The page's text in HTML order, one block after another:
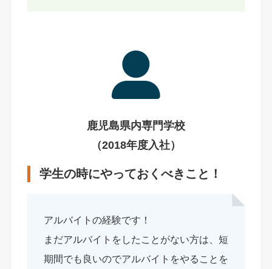
鹿児島県内専門学校
（2018年度入社）
学生の時にやっておくべきこと！
アルバイトの経験です！
まだアルバイトをしたことがない方は、短
期間でも良いのでアルバイトをやることを